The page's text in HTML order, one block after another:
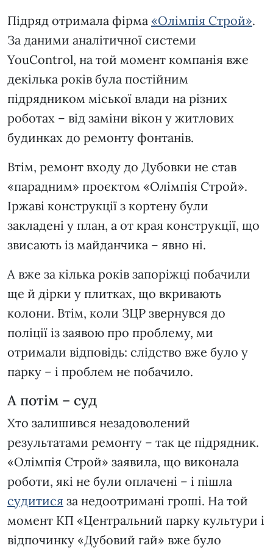
Підряд отримала фірма «Олімпія Строй».
За даними аналітичної системи
YouControl, на той момент компанія вже
декілька років була постійним
підрядником міської влади на різних
роботах – від заміни вікон у житлових
будинках до ремонту фонтанів.
Втім, ремонт входу до Дубовки не став
«парадним» проєктом «Олімпія Строй».
Іржаві конструкції з кортену були
закладені у план, а от края конструкції, що
звисають із майданчика – явно ні.
А вже за кілька років запоріжці побачили
ще й дірки у плитках, що вкривають
колони. Втім, коли ЗЦР звернувся до
поліції із заявою про проблему, ми
отримали відповідь: слідство вже було у
парку – і проблем не побачило.
А потім – суд
Хто залишився незадоволений
результатами ремонту – так це підрядник.
«Олімпія Строй» заявила, що виконала
роботи, які не були оплачені – і пішла
судитися за недоотримані гроші. На той
момент КП «Центральний парку культури і
відпочинку «Дубовий гай» вже було